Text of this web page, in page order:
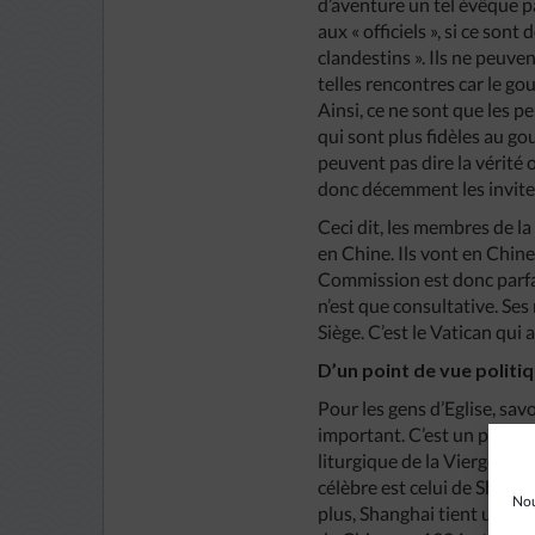
aux « officiels », si ce sont
clandestins ». Ils ne
telles rencontres car le
Ainsi, ce ne sont que les
qui sont plus fidèles au
peuvent pas dire la vérité
donc décemment les
Ceci dit, les membres de
en Chine. Ils vont en
Commission est donc
n’est que consultative.
Siège. C’est le Vatican qui
D’un point de vue
Pour les gens d’Eglise,
important. C’est un
liturgique de la Vierge
célèbre est celui de
plus, Shanghai tient une